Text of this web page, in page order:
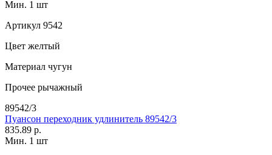
Мин. 1 шт
Артикул 9542
Цвет желтый
Материал чугун
Прочее рычажный
89542/3
Пуансон переходник удлинитель 89542/3
835.89 р.
Мин. 1 шт